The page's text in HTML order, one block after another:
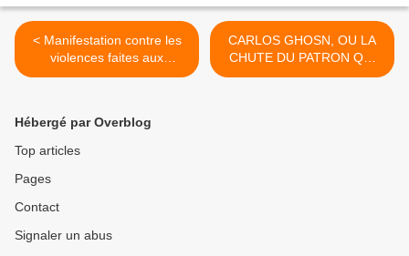
< Manifestation contre les
violences faites aux
femmes à 15h le samedi 24
CARLOS GHOSN, OU LA
CHUTE DU PATRON QUI
SE CROYAIT
Hébergé par Overblog
Top articles
Pages
Contact
Signaler un abus